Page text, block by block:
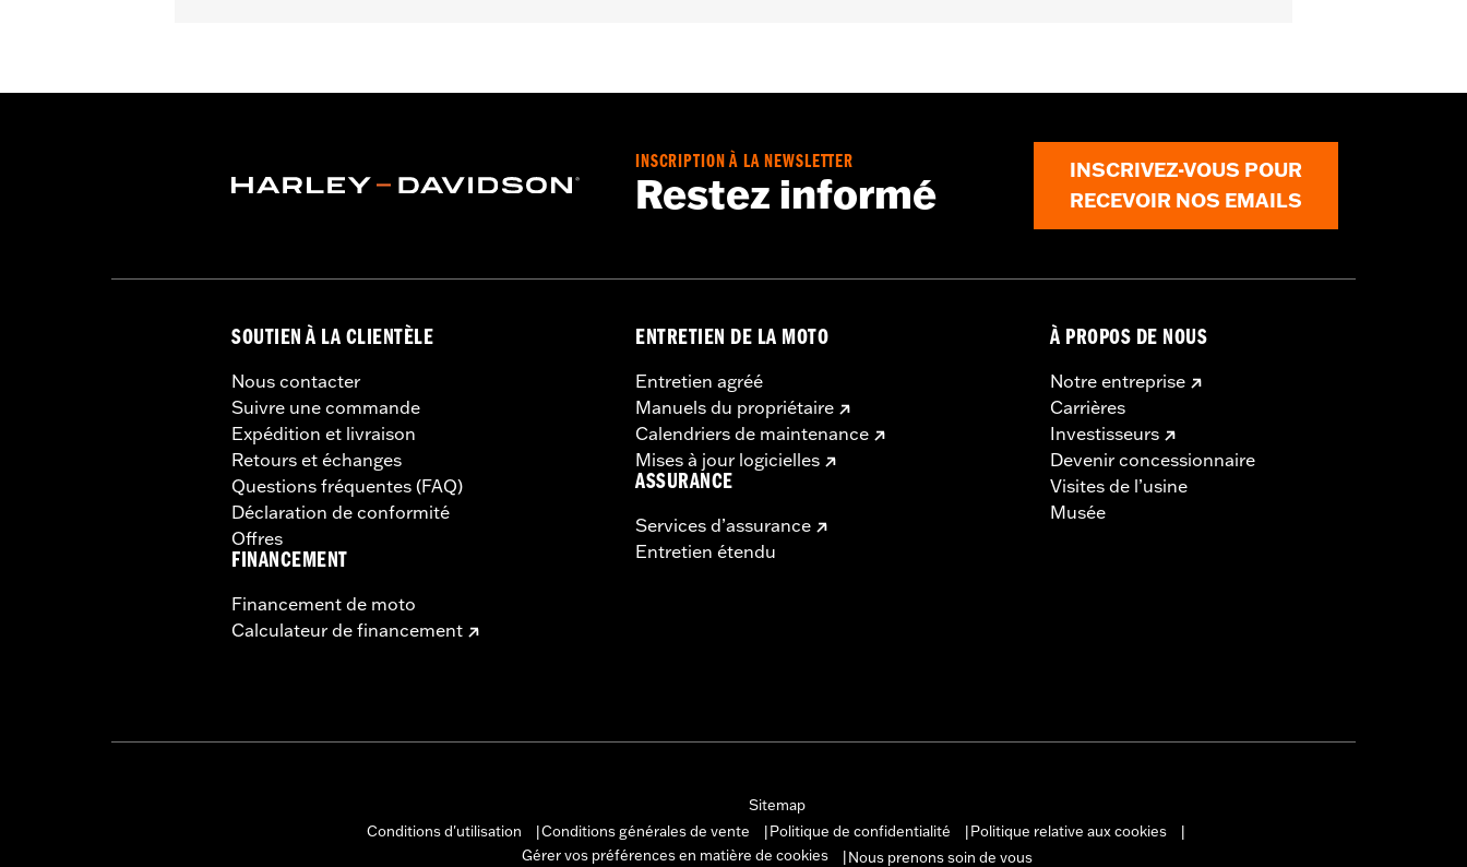
90050-02A.
Dans la boîte:Anneau d’habillage uniquement
INSCRIPTION À LA NEWSLETTER
Restez informé
INSCRIVEZ-VOUS POUR
RECEVOIR NOS EMAILS
SOUTIEN À LA CLIENTÈLE
Nous contacter
Suivre une commande
Expédition et livraison
Retours et échanges
Questions fréquentes (FAQ)
Déclaration de conformité
Offres
FINANCEMENT
Financement de moto
Calculateur de financement
ENTRETIEN DE LA MOTO
Entretien agréé
Manuels du propriétaire
Calendriers de maintenance
Mises à jour logicielles
ASSURANCE
Services d’assurance
Entretien étendu
À PROPOS DE NOUS
Notre entreprise
Carrières
Investisseurs
Devenir concessionnaire
Visites de l’usine
Musée
Sitemap
Conditions d'utilisation
Conditions générales de vente Politique de confidentialité Politique relative aux cookies
Gérer vos préférences en matière de cookies
Nous prenons soin de vous